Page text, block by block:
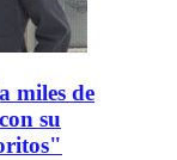
miles de
su